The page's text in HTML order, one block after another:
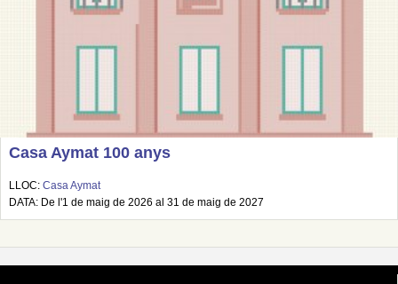
Casa Aymat 100 anys
LLOC: Casa Aymat
DATA: De l'1 de maig de 2026 al 31 de maig de 2027